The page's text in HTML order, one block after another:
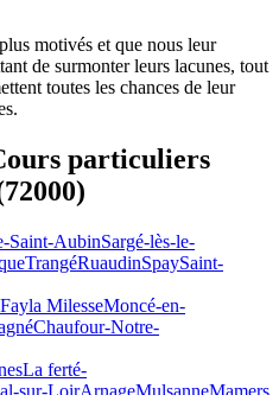
motivés et que nous leur
de surmonter leurs lacunes, tout
toutes les chances de leur
particuliers
Saint-AubinSargé-lès-le-
TrangéRuaudinSpaySaint-
Fayla MilesseMoncé-en-
Chaufour-Notre-
La ferté-
sur-LoirArnageMulsanneMamers